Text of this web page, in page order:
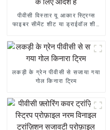
पीवीसी विस्तार यू आकार स्ट्रिप्स
फाइबर सीमेंट शीट या ड्राईवॉल शीट
लकड़ी के ग्रेन पीवीसी से सजाया गया
गोल किनारा ट्रिम